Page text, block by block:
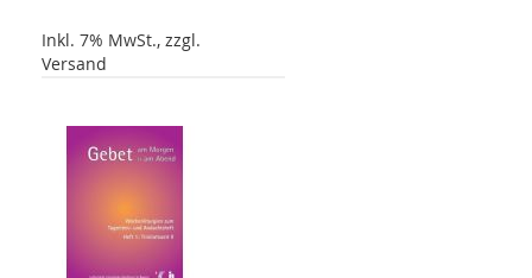
Inkl. 7% MwSt., zzgl.
Versand